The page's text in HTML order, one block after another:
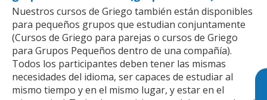
Nuestros cursos de Griego también están disponibles
para pequeños grupos que estudian conjuntamente
(Cursos de Griego para parejas o cursos de Griego
para Grupos Pequeños dentro de una compañía).
Todos los participantes deben tener las mismas
necesidades del idioma, ser capaces de estudiar al
mismo tiempo y en el mismo lugar, y estar en el